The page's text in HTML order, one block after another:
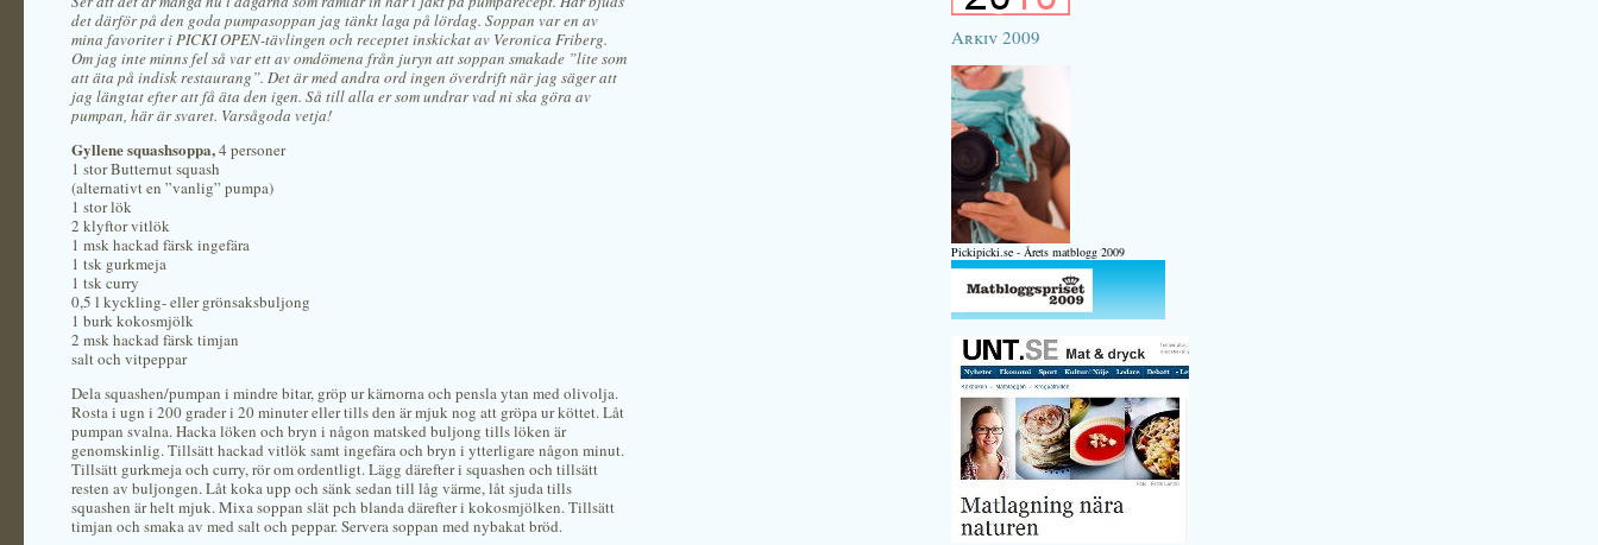
det därför på den goda pumpasoppan jag tänkt laga på lördag. Soppan var en av
mina favoriter i PICKI OPEN-tävlingen och receptet inskickat av Veronica Friberg.
Om jag inte minns fel så var ett av omdömena från juryn att soppan smakade ”lite som
att äta på indisk restaurang”. Det är med andra ord ingen överdrift när jag säger att
jag längtat efter att få äta den igen. Så till alla er som undrar vad ni ska göra av
pumpan, här är svaret. Varsågoda vetja!
Gyllene squashsoppa,4 personer
1 stor Butternut squash
(alternativt en ”vanlig” pumpa)
1 stor lök
2 klyftor vitlök
1 msk hackad färsk ingefära
1 tsk gurkmeja
1 tsk curry
0,5 l kyckling- eller grönsaksbuljong
1 burk kokosmjölk
2 msk hackad färsk timjan
salt och vitpeppar
Dela squashen/pumpan i mindre bitar, gröp ur kärnorna och pensla ytan med olivolja.
Rosta i ugn i 200 grader i 20 minuter eller tills den är mjuk nog att gröpa ur köttet. Låt
pumpan svalna. Hacka löken och bryn i någon matsked buljong tills löken är
genomskinlig. Tillsätt hackad vitlök samt ingefära och bryn i ytterligare någon minut.
Tillsätt gurkmeja och curry, rör om ordentligt. Lägg därefter i squashen och tillsätt
resten av buljongen. Låt koka upp och sänk sedan till låg värme, låt sjuda tills
squashen är helt mjuk. Mixa soppan slät pch blanda därefter i kokosmjölken. Tillsätt
timjan och smaka av med salt och peppar. Servera soppan med nybakat bröd.
Arkiv 2009
Pickipicki.se - Årets matblogg 2009